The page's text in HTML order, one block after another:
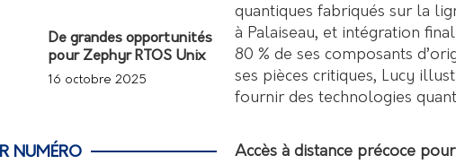
quantiques fabriqués sur la
à Palaiseau, et intégration
80 % de ses composants
ses pièces critiques, Lucy
fournir des technologies
Accès à distance précoce
De grandes opportunités
pour Zephyr RTOS Unix
16 octobre 2025
NUMÉRO